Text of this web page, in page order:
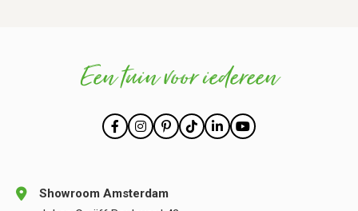
Een tuin voor iedereen
Showroom Amsterdam